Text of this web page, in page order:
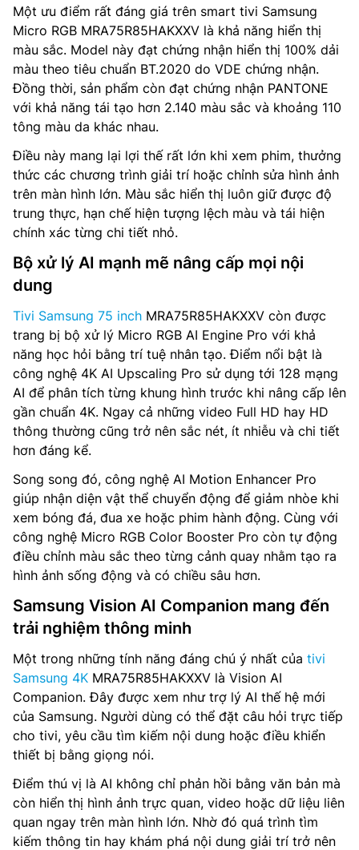
Một ưu điểm rất đáng giá trên smart tivi Samsung
Micro RGB MRA75R85HAKXXV là khả năng hiển thị
màu sắc. Model này đạt chứng nhận hiển thị 100% dải
màu theo tiêu chuẩn BT.2020 do VDE chứng nhận.
Đồng thời, sản phẩm còn đạt chứng nhận PANTONE
với khả năng tái tạo hơn 2.140 màu sắc và khoảng 110
tông màu da khác nhau.
Điều này mang lại lợi thế rất lớn khi xem phim, thưởng
thức các chương trình giải trí hoặc chỉnh sửa hình ảnh
trên màn hình lớn. Màu sắc hiển thị luôn giữ được độ
trung thực, hạn chế hiện tượng lệch màu và tái hiện
chính xác từng chi tiết nhỏ.
Bộ xử lý AI mạnh mẽ nâng cấp mọi nội
dung
Tivi Samsung 75 inch MRA75R85HAKXXV còn được
trang bị bộ xử lý Micro RGB AI Engine Pro với khả
năng học hỏi bằng trí tuệ nhân tạo. Điểm nổi bật là
công nghệ 4K AI Upscaling Pro sử dụng tới 128 mạng
AI để phân tích từng khung hình trước khi nâng cấp lên
gần chuẩn 4K. Ngay cả những video Full HD hay HD
thông thường cũng trở nên sắc nét, ít nhiễu và chi tiết
hơn đáng kể.
Song song đó, công nghệ AI Motion Enhancer Pro
giúp nhận diện vật thể chuyển động để giảm nhòe khi
xem bóng đá, đua xe hoặc phim hành động. Cùng với
công nghệ Micro RGB Color Booster Pro còn tự động
điều chỉnh màu sắc theo từng cảnh quay nhằm tạo ra
hình ảnh sống động và có chiều sâu hơn.
Samsung Vision AI Companion mang đến
trải nghiệm thông minh
Một trong những tính năng đáng chú ý nhất của tivi
Samsung 4K MRA75R85HAKXXV là Vision AI
Companion. Đây được xem như trợ lý AI thế hệ mới
của Samsung. Người dùng có thể đặt câu hỏi trực tiếp
cho tivi, yêu cầu tìm kiếm nội dung hoặc điều khiển
thiết bị bằng giọng nói.
Điểm thú vị là AI không chỉ phản hồi bằng văn bản mà
còn hiển thị hình ảnh trực quan, video hoặc dữ liệu liên
quan ngay trên màn hình lớn. Nhờ đó quá trình tìm
kiếm thông tin hay khám phá nội dung giải trí trở nên